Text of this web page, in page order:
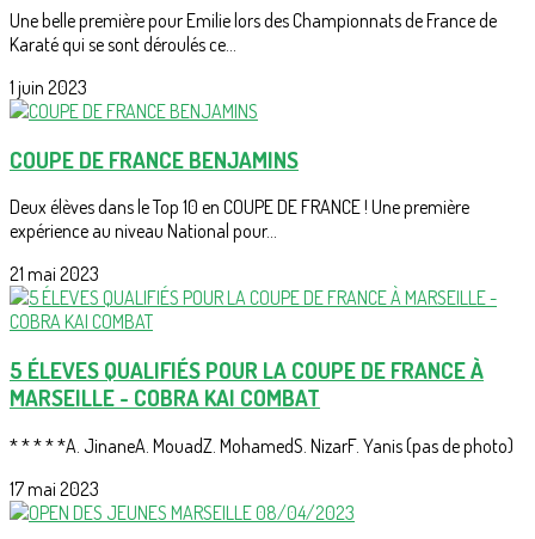
Une belle première pour Emilie lors des Championnats de France de
Karaté qui se sont déroulés ce...
1 juin 2023
COUPE DE FRANCE BENJAMINS
Deux élèves dans le Top 10 en COUPE DE FRANCE ! Une première
expérience au niveau National pour...
21 mai 2023
5 ÉLEVES QUALIFIÉS POUR LA COUPE DE FRANCE À
MARSEILLE - COBRA KAI COMBAT
* * * * *A. JinaneA. MouadZ. MohamedS. NizarF. Yanis (pas de photo)
17 mai 2023